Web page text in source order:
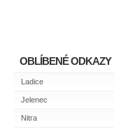
OBLÍBENÉ ODKAZY
Ladice
Jelenec
Nitra